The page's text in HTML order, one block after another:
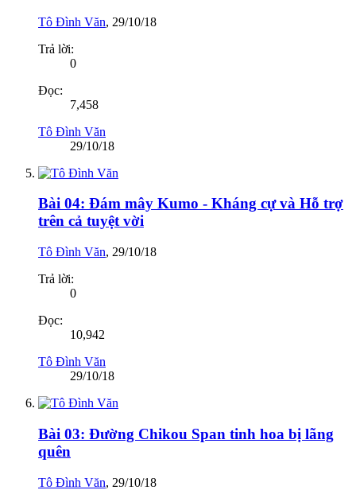
Tô Đình Văn, 29/10/18
Trả lời:
0
Đọc:
7,458
Tô Đình Văn
29/10/18
Bài 04: Đám mây Kumo - Kháng cự và Hỗ trợ
trên cả tuyệt vời
Tô Đình Văn, 29/10/18
Trả lời:
0
Đọc:
10,942
Tô Đình Văn
29/10/18
Bài 03: Đường Chikou Span tinh hoa bị lãng
quên
Tô Đình Văn, 29/10/18